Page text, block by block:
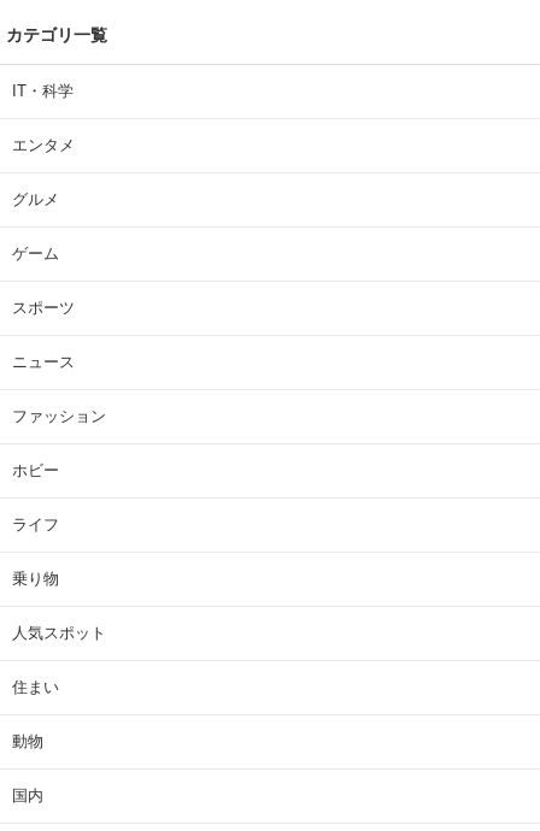
カテゴリ一覧
IT・科学
エンタメ
グルメ
ゲーム
スポーツ
ニュース
ファッション
ホビー
ライフ
乗り物
人気スポット
住まい
動物
国内